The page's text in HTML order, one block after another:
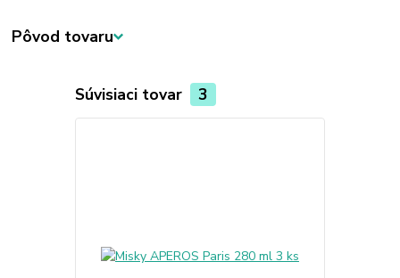
Pôvod tovaru
Súvisiaci tovar 3